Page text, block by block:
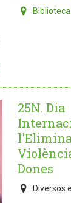
25N. Dia
Dones
Diversos